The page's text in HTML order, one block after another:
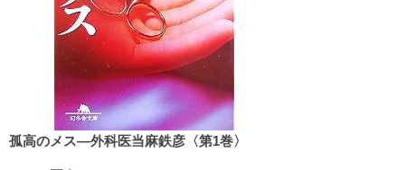
孤高のメス―外科医当麻鉄彦〈第1巻〉